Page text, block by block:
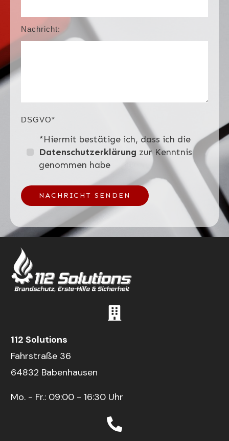
Nachricht:
DSGVO*
*Hiermit bestätige ich, dass ich die
Datenschutzerklärung zur Kenntnis
genommen habe
NACHRICHT SENDEN
112 Solutions
Fahrstraße 36
64832 Babenhausen
Mo. - Fr.: 09:00 - 16:30 Uhr